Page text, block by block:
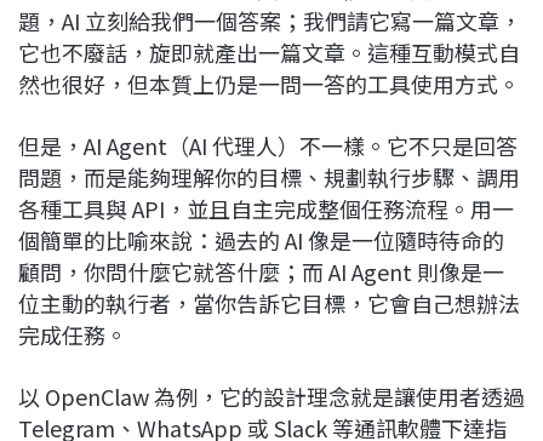
題，AI 立刻給我們一個答案；我們請它寫一篇文章，
它也不廢話，旋即就產出一篇文章。這種互動模式自
然也很好，但本質上仍是一問一答的工具使用方式。
但是，AI Agent（AI 代理人）不一樣。它不只是回答
問題，而是能夠理解你的目標、規劃執行步驟、調用
各種工具與 API，並且自主完成整個任務流程。用一
個簡單的比喻來說：過去的 AI 像是一位隨時待命的
顧問，你問什麼它就答什麼；而 AI Agent 則像是一
位主動的執行者，當你告訴它目標，它會自己想辦法
完成任務。
以 OpenClaw 為例，它的設計理念就是讓使用者透過
Telegram、WhatsApp 或 Slack 等通訊軟體下達指